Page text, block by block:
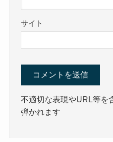
サイト
不適切な表現やURL等を
弾かれます